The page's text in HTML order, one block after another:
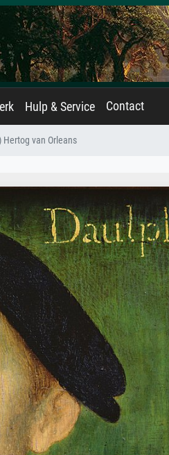
Hulp & Service Contact
Hertog van Orleans